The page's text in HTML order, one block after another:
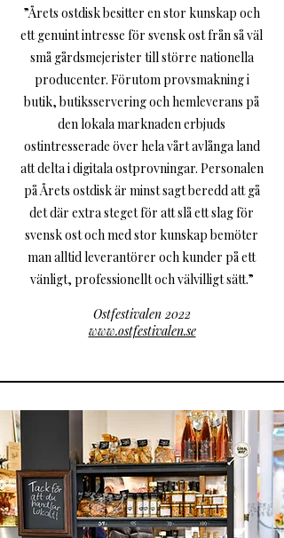
”Årets ostdisk besitter en stor kunskap och
ett genuint intresse för svensk ost från så väl
små gårdsmejerister till större nationella
producenter. Förutom provsmakning i
butik, butiksservering och hemleverans på
den lokala marknaden erbjuds
ostintresserade över hela vårt avlånga land
att delta i digitala ostprovningar. Personalen
på Årets ostdisk är minst sagt beredd att gå
det där extra steget för att slå ett slag för
svensk ost och med stor kunskap bemöter
man alltid leverantörer och kunder på ett
vänligt, professionellt och välvilligt sätt.”
Ostfestivalen 2022
www.ostfestivalen.se